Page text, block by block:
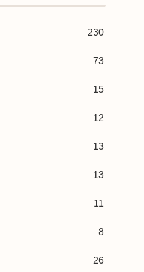
230
73
15
12
13
13
11
8
26